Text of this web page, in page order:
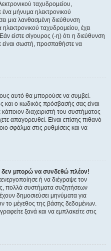
ταχυδρομείου,
ένα μήνυμα ηλεκτρονικού
μια λανθασμένη διεύθυνση
ταχυδρομείου, έχει
είστε σίγουρος (-η) ότι η διεύθυνση
σωστή, προσπαθήστε να
αυτό θα μπορούσε να συμβεί.
και ο κωδικός πρόσβασής σας είναι
διαχειριστή του συστήματος
απαγορευθεί. Είναι επίσης πιθανό
σφάλμα στις ρυθμίσεις και να
δεν μπορώ να συνδεθώ πλέον!
ή να διέγραψε τον
πολλά συστήματα συζητήσεων
δημοσιεύσει μηνύματα για
το μέγεθος της βάσης δεδομένων.
ξανά και να εμπλακείτε στις